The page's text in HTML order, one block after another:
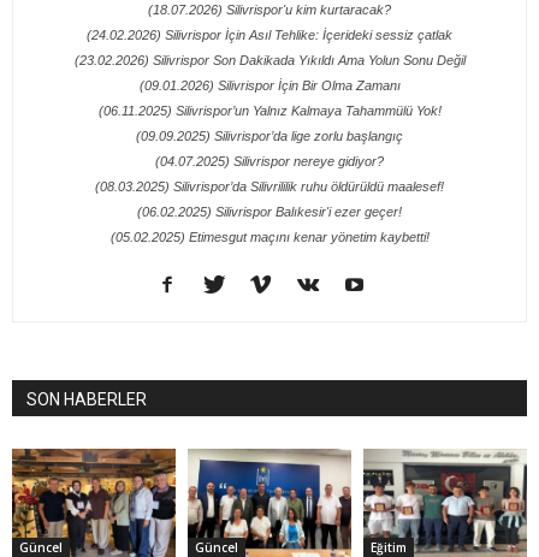
(18.07.2026) Silivrispor'u kim kurtaracak?
(24.02.2026) Silivrispor İçin Asıl Tehlike: İçerideki sessiz çatlak
(23.02.2026) Silivrispor Son Dakikada Yıkıldı Ama Yolun Sonu Değil
(09.01.2026) Silivrispor İçin Bir Olma Zamanı
(06.11.2025) Silivrispor’un Yalnız Kalmaya Tahammülü Yok!
(09.09.2025) Silivrispor’da lige zorlu başlangıç
(04.07.2025) Silivrispor nereye gidiyor?
(08.03.2025) Silivrispor’da Silivrililik ruhu öldürüldü maalesef!
(06.02.2025) Silivrispor Balıkesir'i ezer geçer!
(05.02.2025) Etimesgut maçını kenar yönetim kaybetti!
SON HABERLER
Güncel Güncel Eğitim